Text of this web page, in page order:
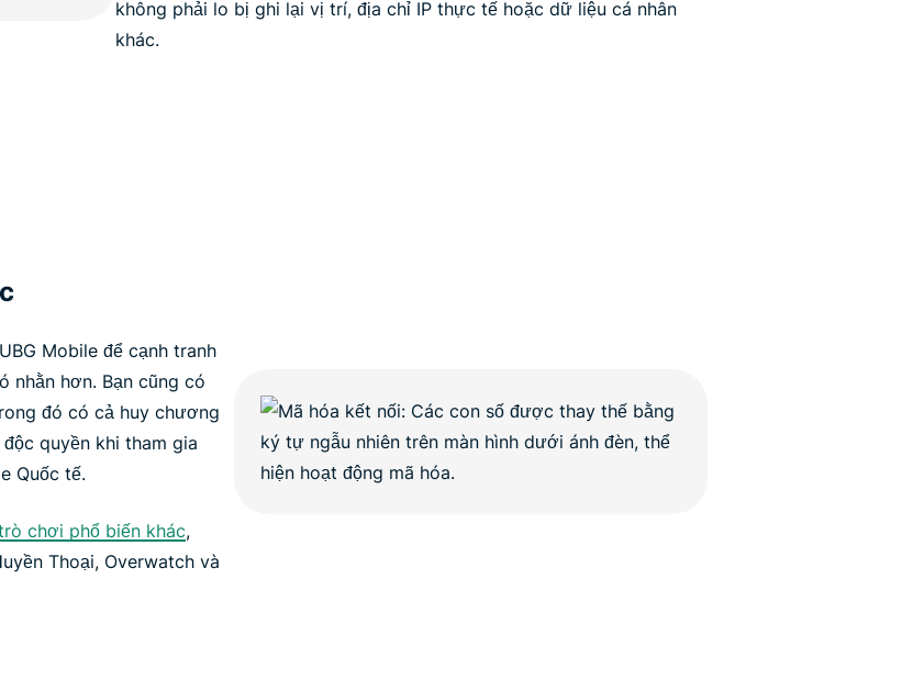
không phải lo bị ghi lại vị trí, địa chỉ IP thực tế hoặc dữ liệu cá nhân
khác.
Mobile để cạnh tranh
nhằn hơn. Bạn cũng có
đó có cả huy chương
quyền khi tham gia
Quốc tế.
chơi phổ biến khác,
Thoại, Overwatch và